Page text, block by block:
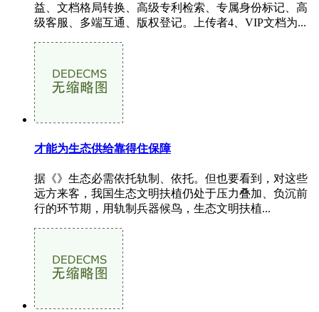
益、文档格局转换、高级专利检索、专属身份标记、高
级客服、多端互通、版权登记。上传者4、VIP文档为...
才能为生态供给靠得住保障
据《》生态必需依托轨制、依托。但也要看到，对这些
远方来客，我国生态文明扶植仍处于压力叠加、负沉前
行的环节期，用轨制兵器候鸟，生态文明扶植...